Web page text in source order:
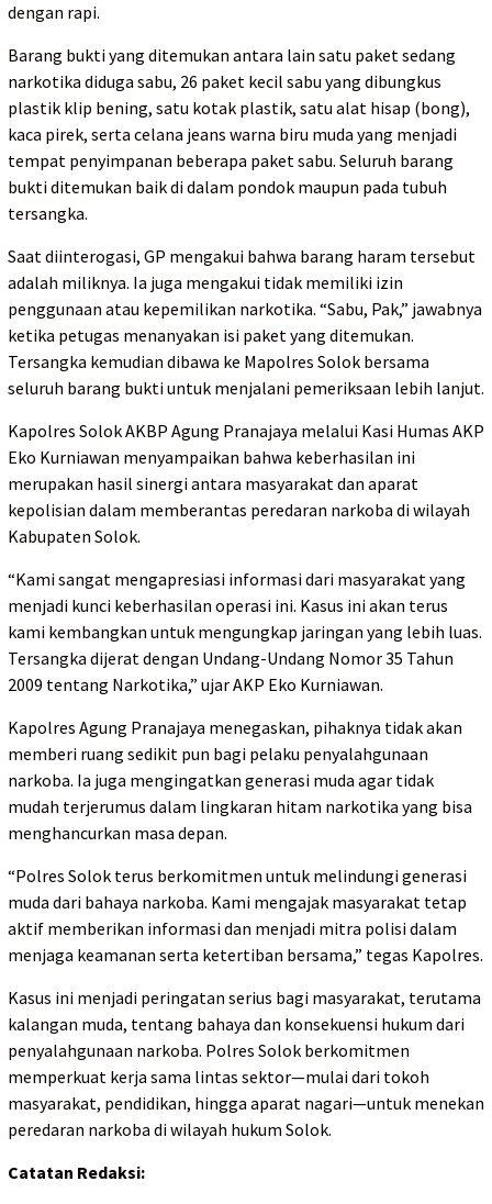
dengan rapi.
Barang bukti yang ditemukan antara lain satu paket sedang
narkotika diduga sabu, 26 paket kecil sabu yang dibungkus
plastik klip bening, satu kotak plastik, satu alat hisap (bong),
kaca pirek, serta celana jeans warna biru muda yang menjadi
tempat penyimpanan beberapa paket sabu. Seluruh barang
bukti ditemukan baik di dalam pondok maupun pada tubuh
tersangka.
Saat diinterogasi, GP mengakui bahwa barang haram tersebut
adalah miliknya. Ia juga mengakui tidak memiliki izin
penggunaan atau kepemilikan narkotika. “Sabu, Pak,” jawabnya
ketika petugas menanyakan isi paket yang ditemukan.
Tersangka kemudian dibawa ke Mapolres Solok bersama
seluruh barang bukti untuk menjalani pemeriksaan lebih lanjut.
Kapolres Solok AKBP Agung Pranajaya melalui Kasi Humas AKP
Eko Kurniawan menyampaikan bahwa keberhasilan ini
merupakan hasil sinergi antara masyarakat dan aparat
kepolisian dalam memberantas peredaran narkoba di wilayah
Kabupaten Solok.
“Kami sangat mengapresiasi informasi dari masyarakat yang
menjadi kunci keberhasilan operasi ini. Kasus ini akan terus
kami kembangkan untuk mengungkap jaringan yang lebih luas.
Tersangka dijerat dengan Undang-Undang Nomor 35 Tahun
2009 tentang Narkotika,” ujar AKP Eko Kurniawan.
Kapolres Agung Pranajaya menegaskan, pihaknya tidak akan
memberi ruang sedikit pun bagi pelaku penyalahgunaan
narkoba. Ia juga mengingatkan generasi muda agar tidak
mudah terjerumus dalam lingkaran hitam narkotika yang bisa
menghancurkan masa depan.
“Polres Solok terus berkomitmen untuk melindungi generasi
muda dari bahaya narkoba. Kami mengajak masyarakat tetap
aktif memberikan informasi dan menjadi mitra polisi dalam
menjaga keamanan serta ketertiban bersama,” tegas Kapolres.
Kasus ini menjadi peringatan serius bagi masyarakat, terutama
kalangan muda, tentang bahaya dan konsekuensi hukum dari
penyalahgunaan narkoba. Polres Solok berkomitmen
memperkuat kerja sama lintas sektor—mulai dari tokoh
masyarakat, pendidikan, hingga aparat nagari—untuk menekan
peredaran narkoba di wilayah hukum Solok.
Catatan Redaksi: